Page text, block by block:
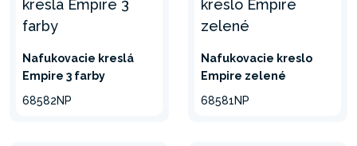
Nafukovacie kreslá
Empire 3 farby
68582NP
Nafukovacie kreslo
Empire zelené
68581NP